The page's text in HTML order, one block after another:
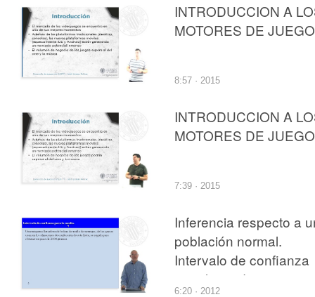
INTRODUCCION A
MOTORES DE
8:57 · 2015
INTRODUCCION A
MOTORES DE
7:39 · 2015
Inferencia respecto a
población normal.
Intervalo de confianza
para la media
6:20 · 2012